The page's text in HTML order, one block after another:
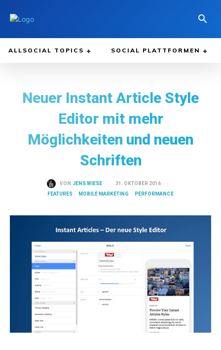
ALLSOCIAL TOPICS SOCIAL PLATTFORMEN
Neuer Instant Article Style
Editor mit mehr
Möglichkeiten und neuen
Schriften
VON JENS WIESE
31. OKTOBER 2016
FEATURES
MOBILE MARKETING PERFORMANCE